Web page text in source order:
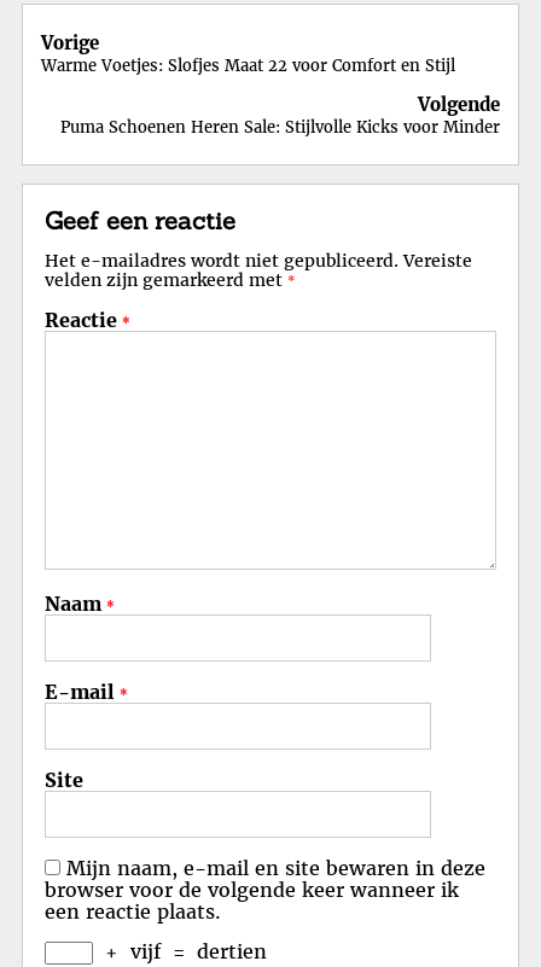
Berichtnavigatie
Vorige
Warme Voetjes: Slofjes Maat 22 voor Comfort en Stijl
Volgende
Puma Schoenen Heren Sale: Stijlvolle Kicks voor Minder
Geef een reactie
Het e-mailadres wordt niet gepubliceerd. Vereiste
velden zijn gemarkeerd met *
Reactie *
Naam *
E-mail *
Site
Mijn naam, e-mail en site bewaren in deze
browser voor de volgende keer wanneer ik
een reactie plaats.
+ vijf = dertien